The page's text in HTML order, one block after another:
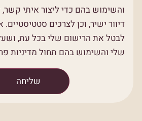
והשימוש בהם כדי ליצור איתי
דיוור ישיר, וכן לצרכים
לבטל את הרישום שלי בכל עת,
שלי והשימוש בהם תחול מדיניות
שליחה